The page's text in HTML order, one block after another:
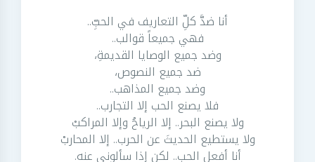
أنا ضدَّ كلِّ التعاريف في الحبِّ..
فهي جميعاً قوالب..
وضد جميع الوصايا القديمةِ،
ضد جميع النصوص،
وضد جميع المذاهب..
فلا يصنع الحب إلا التجارب..
ولا يصنع البحر.. إلا الرياحُ وإلا المراكبْ
ولا يستطيع الحديثَ عن الحرب.. إلا المحاربْ
أنا أفعل الحب.. لكن إذا سألوني عنه.